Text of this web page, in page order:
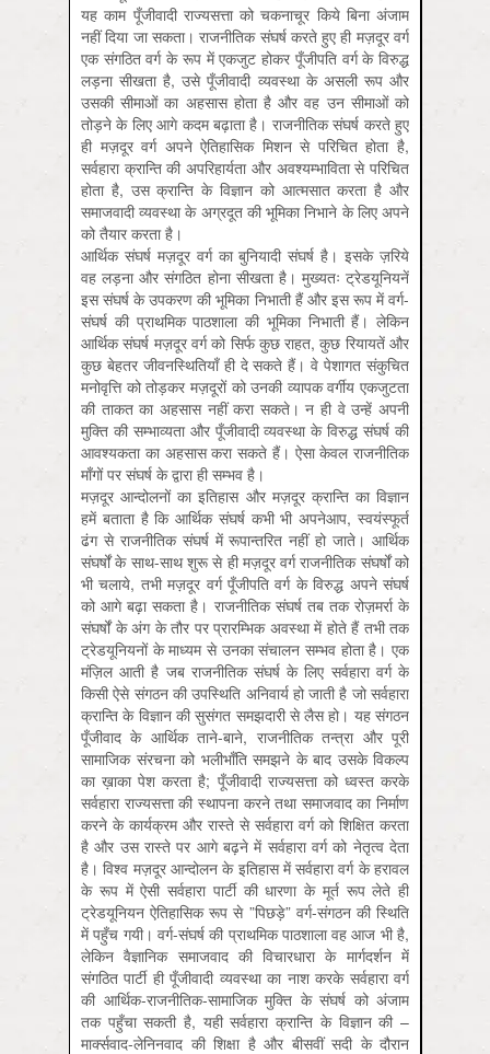
यह काम पूँजीवादी राज्यसत्ता को चकनाचूर किये बिना अंजाम
नहीं दिया जा सकता। राजनीतिक संघर्ष करते हुए ही मज़दूर वर्ग
एक संगठित वर्ग के रूप में एकजुट होकर पूँजीपति वर्ग के विरुद्ध
लड़ना सीखता है, उसे पूँजीवादी व्यवस्था के असली रूप और
उसकी सीमाओं का अहसास होता है और वह उन सीमाओं को
तोड़ने के लिए आगे कदम बढ़ाता है। राजनीतिक संघर्ष करते हुए
ही मज़दूर वर्ग अपने ऐतिहासिक मिशन से परिचित होता है,
सर्वहारा क्रान्ति की अपरिहार्यता और अवश्यम्भाविता से परिचित
होता है, उस क्रान्ति के विज्ञान को आत्मसात करता है और
समाजवादी व्यवस्था के अग्रदूत की भूमिका निभाने के लिए अपने
को तैयार करता है।
आर्थिक संघर्ष मज़दूर वर्ग का बुनियादी संघर्ष है। इसके ज़रिये
वह लड़ना और संगठित होना सीखता है। मुख्यतः ट्रेडयूनियनें
इस संघर्ष के उपकरण की भूमिका निभाती हैं और इस रूप में वर्ग-
संघर्ष की प्राथमिक पाठशाला की भूमिका निभाती हैं। लेकिन
आर्थिक संघर्ष मज़दूर वर्ग को सिर्फ कुछ राहत, कुछ रियायतें और
कुछ बेहतर जीवनस्थितियाँ ही दे सकते हैं। वे पेशागत संकुचित
मनोवृत्ति को तोड़कर मज़दूरों को उनकी व्यापक वर्गीय एकजुटता
की ताकत का अहसास नहीं करा सकते। न ही वे उन्हें अपनी
मुक्ति की सम्भाव्यता और पूँजीवादी व्यवस्था के विरुद्ध संघर्ष की
आवश्यकता का अहसास करा सकते हैं। ऐसा केवल राजनीतिक
माँगों पर संघर्ष के द्वारा ही सम्भव है।
मज़दूर आन्दोलनों का इतिहास और मज़दूर क्रान्ति का विज्ञान
हमें बताता है कि आर्थिक संघर्ष कभी भी अपनेआप, स्वयंस्फूर्त
ढंग से राजनीतिक संघर्ष में रूपान्तरित नहीं हो जाते। आर्थिक
संघर्षों के साथ-साथ शुरू से ही मज़दूर वर्ग राजनीतिक संघर्षों को
भी चलाये, तभी मज़दूर वर्ग पूँजीपति वर्ग के विरुद्ध अपने संघर्ष
को आगे बढ़ा सकता है। राजनीतिक संघर्ष तब तक रोज़मर्रा के
संघर्षों के अंग के तौर पर प्रारम्भिक अवस्था में होते हैं तभी तक
ट्रेडयूनियनों के माध्यम से उनका संचालन सम्भव होता है। एक
मंज़िल आती है जब राजनीतिक संघर्ष के लिए सर्वहारा वर्ग के
किसी ऐसे संगठन की उपस्थिति अनिवार्य हो जाती है जो सर्वहारा
क्रान्ति के विज्ञान की सुसंगत समझदारी से लैस हो। यह संगठन
पूँजीवाद के आर्थिक ताने-बाने, राजनीतिक तन्त्रा और पूरी
सामाजिक संरचना को भलीभाँति समझने के बाद उसके विकल्प
का ख़ाका पेश करता है; पूँजीवादी राज्यसत्ता को ध्वस्त करके
सर्वहारा राज्यसत्ता की स्थापना करने तथा समाजवाद का निर्माण
करने के कार्यक्रम और रास्ते से सर्वहारा वर्ग को शिक्षित करता
है और उस रास्ते पर आगे बढ़ने में सर्वहारा वर्ग को नेतृत्व देता
है। विश्व मज़दूर आन्दोलन के इतिहास में सर्वहारा वर्ग के हरावल
के रूप में ऐसी सर्वहारा पार्टी की धारणा के मूर्त रूप लेते ही
ट्रेडयूनियन ऐतिहासिक रूप से ”पिछड़े” वर्ग-संगठन की स्थिति
में पहुँच गयी। वर्ग-संघर्ष की प्राथमिक पाठशाला वह आज भी है,
लेकिन वैज्ञानिक समाजवाद की विचारधारा के मार्गदर्शन में
संगठित पार्टी ही पूँजीवादी व्यवस्था का नाश करके सर्वहारा वर्ग
की आर्थिक-राजनीतिक-सामाजिक मुक्ति के संघर्ष को अंजाम
तक पहुँचा सकती है, यही सर्वहारा क्रान्ति के विज्ञान की –
मार्क्‍सवाद-लेनिनवाद की शिक्षा है और बीसवीं सदी के दौरान